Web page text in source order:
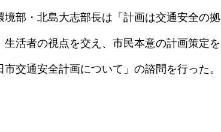
部・北島大志部長は「計画は交通安全の拠
活者の視点を交え、市民本意の計画策定を
交通安全計画について」の諮問を行った。